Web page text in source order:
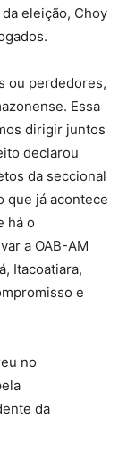
eleição, Choy
ou perdedores,
Essa
dirigir juntos
declarou
da seccional
que já acontece
há o
a OAB-AM
Itacoatiara,
e
no
da